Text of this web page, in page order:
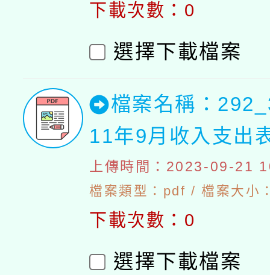
下載次數：0
選擇下載檔案
檔案名稱：
11年9月收入支出
上傳時間：2023-09-21
檔案類型：pdf / 檔案大小
下載次數：0
選擇下載檔案